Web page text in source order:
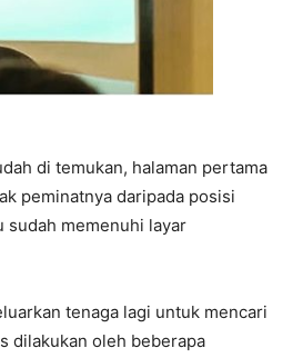
di temukan, halaman pertama
peminatnya daripada posisi
sudah memenuhi layar
tenaga lagi untuk mencari
dilakukan oleh beberapa